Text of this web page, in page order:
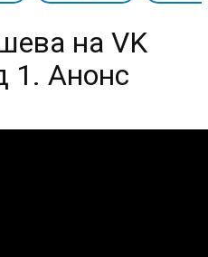
на VK
1. Анонс